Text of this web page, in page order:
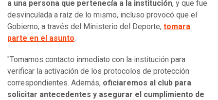
a una persona que pertenecía a la institución, y que fue
desvinculada a raíz de lo mismo, incluso provocó que el
Gobierno, a través del Ministerio del Deporte, tomara
parte en el asunto.
"Tomamos contacto inmediato con la institución para
verificar la activación de los protocolos de protección
correspondientes. Además, oficiaremos al club para
solicitar antecedentes y asegurar el cumplimiento de